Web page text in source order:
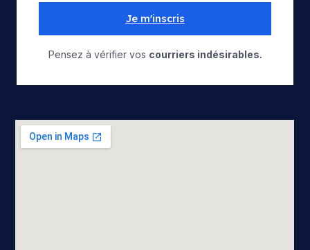
Je m'inscris
Pensez à vérifier vos courriers indésirables.